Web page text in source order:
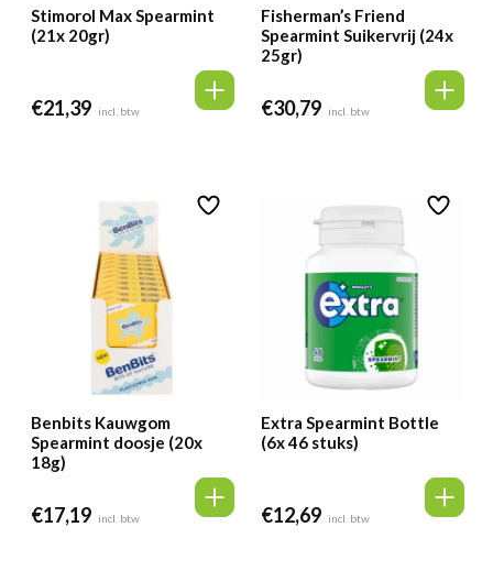
Stimorol Max Spearmint
(21x 20gr)
€21,39 incl. btw
Fisherman’s Friend
Spearmint Suikervrij (24x
25gr)
€30,79 incl. btw
Benbits Kauwgom
Spearmint doosje (20x
18g)
€17,19 incl. btw
Extra Spearmint Bottle
(6x 46 stuks)
€12,69 incl. btw